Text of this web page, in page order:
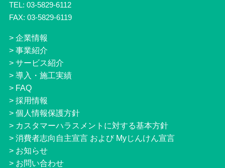
TEL: 03-5829-6112
FAX: 03-5829-6119
> 企業情報
> 事業紹介
> サービス紹介
> 導入・施工実績
> FAQ
> 採用情報
> 個人情報保護方針
> カスタマーハラスメントに対する基本方針
> 消費者志向自主宣言 および Myじんけん宣言
> お知らせ
> お問い合わせ